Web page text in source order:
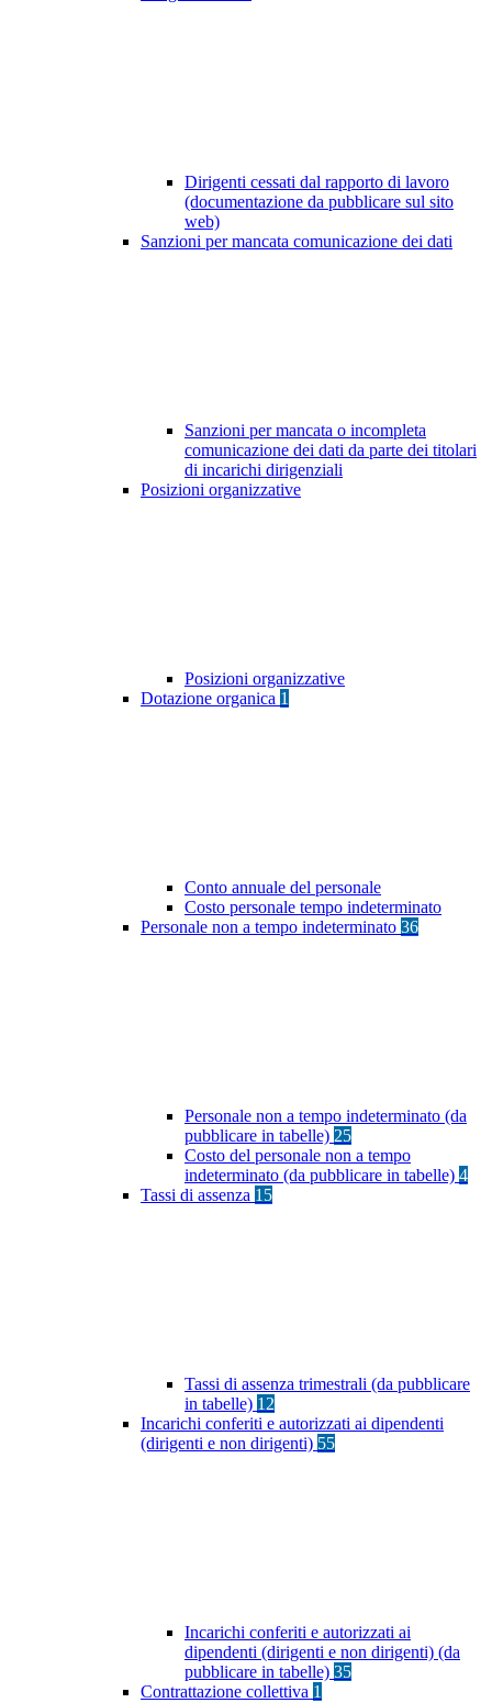
Dirigenti cessati dal rapporto di lavoro
(documentazione da pubblicare sul sito
web)
Sanzioni per mancata comunicazione dei dati
Sanzioni per mancata o incompleta
comunicazione dei dati da parte dei titolari
di incarichi dirigenziali
Posizioni organizzative
Posizioni organizzative
Dotazione organica 1
Conto annuale del personale
Costo personale tempo indeterminato
Personale non a tempo indeterminato 36
Personale non a tempo indeterminato (da
pubblicare in tabelle) 25
Costo del personale non a tempo
indeterminato (da pubblicare in tabelle) 4
Tassi di assenza 15
Tassi di assenza trimestrali (da pubblicare
in tabelle) 12
Incarichi conferiti e autorizzati ai dipendenti
(dirigenti e non dirigenti) 55
Incarichi conferiti e autorizzati ai
dipendenti (dirigenti e non dirigenti) (da
pubblicare in tabelle) 35
Contrattazione collettiva 1